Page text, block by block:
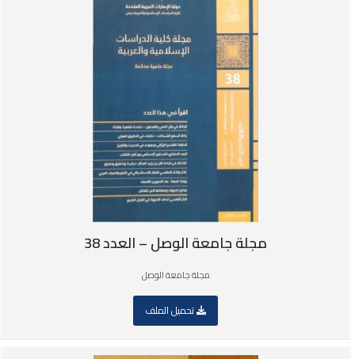
مجلة جامعة الوصل – العدد 38
مجلة جامعة الوصل
تحميل الملف